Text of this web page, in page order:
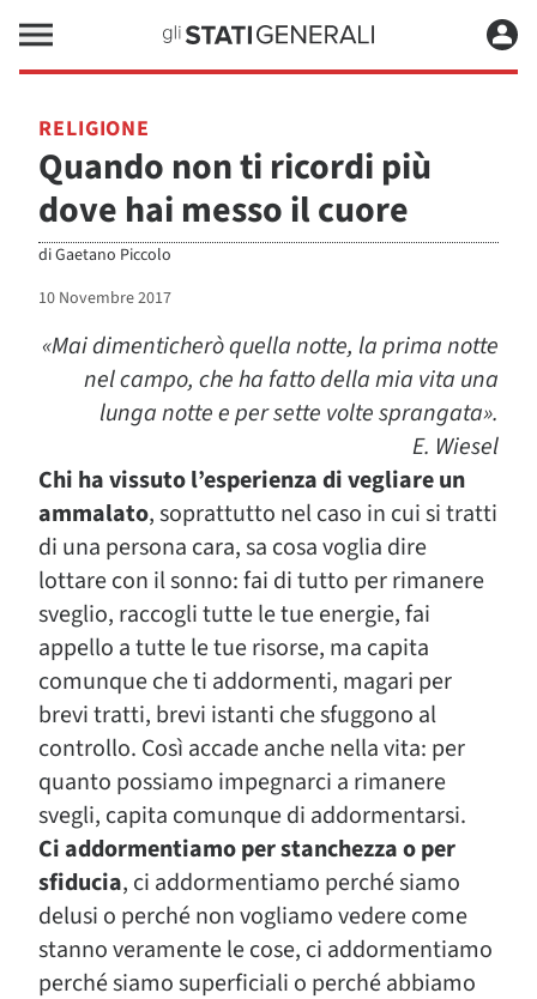
RELIGIONE
Quando non ti ricordi più
dove hai messo il cuore
diGaetano Piccolo
10 Novembre 2017
«Mai dimenticherò quella notte, la prima notte
nel campo, che ha fatto della mia vita una
lunga notte e per sette volte sprangata».
E. Wiesel
Chi ha vissuto l’esperienza di vegliare un
ammalato, soprattutto nel caso in cui si tratti
di una persona cara, sa cosa voglia dire
lottare con il sonno: fai di tutto per rimanere
sveglio, raccogli tutte le tue energie, fai
appello a tutte le tue risorse, ma capita
comunque che ti addormenti, magari per
brevi tratti, brevi istanti che sfuggono al
controllo. Così accade anche nella vita: per
quanto possiamo impegnarci a rimanere
svegli, capita comunque di addormentarsi.
Ci addormentiamo per stanchezza o per
sfiducia, ci addormentiamo perché siamo
delusi o perché non vogliamo vedere come
stanno veramente le cose, ci addormentiamo
perché siamo superficiali o perché abbiamo